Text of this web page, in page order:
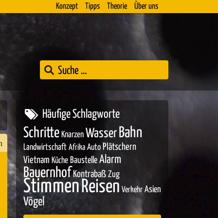
Konzept Tipps Theorie Über uns
Häufige Schlagworte
Schritte Knarzen Wasser Bahn
Landwirtschaft Afrika Auto Plätschern
Vietnam Küche Baustelle Alarm
Bauernhof Kontrabaß Zug
StimmenReisen Verkehr Asien
Vögel